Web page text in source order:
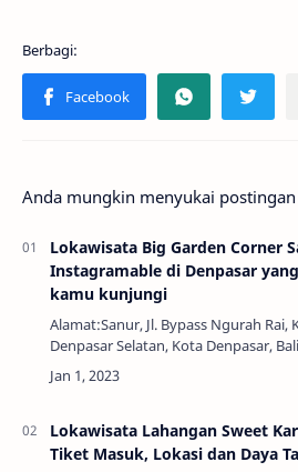
Anda mungkin menyukai
Lokawisata Big Garden Corner
Instagramable di Denpasar
kamu kunjungi
Alamat:Sanur, Jl. Bypass Ngurah Rai,
Denpasar Selatan, Kota Denpasar,
Buka:09:00 - 16:00 WIBTelepon:0812-
2983Harga Tiket:Rp. 35.000,00Big
Lokawisata Lahangan Sweet
Tiket Masuk, Lokasi dan Daya